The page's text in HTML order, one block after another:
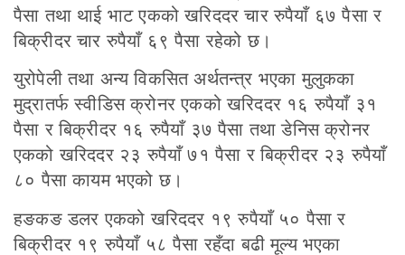
पैसा तथा थाई भाट एकको खरिददर चार रुपैयाँ ६७ पैसा र
बिक्रीदर चार रुपैयाँ ६९ पैसा रहेको छ।
युरोपेली तथा अन्य विकसित अर्थतन्त्र भएका मुलुकका
मुद्रातर्फ स्वीडिस क्रोनर एकको खरिददर १६ रुपैयाँ ३१
पैसा र बिक्रीदर १६ रुपैयाँ ३७ पैसा तथा डेनिस क्रोनर
एकको खरिददर २३ रुपैयाँ ७१ पैसा र बिक्रीदर २३ रुपैयाँ
८० पैसा कायम भएको छ।
हङकङ डलर एकको खरिददर १९ रुपैयाँ ५० पैसा र
बिक्रीदर १९ रुपैयाँ ५८ पैसा रहँदा बढी मूल्य भएका